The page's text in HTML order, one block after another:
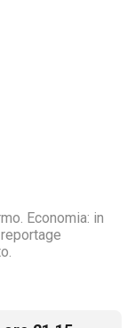
Economia: in